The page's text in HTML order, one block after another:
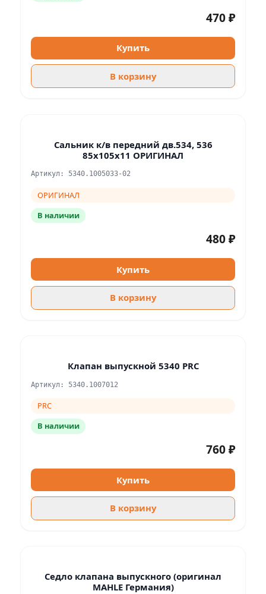
470 ₽
Купить
В корзину
Сальник к/в передний дв.534, 536
85х105х11 ОРИГИНАЛ
Артикул: 5340.1005033-02
ОРИГИНАЛ
В наличии
480 ₽
Купить
В корзину
Клапан выпускной 5340 PRC
Артикул: 5340.1007012
PRC
В наличии
760 ₽
Купить
В корзину
Седло клапана выпускного (оригинал
MAHLE Германия)